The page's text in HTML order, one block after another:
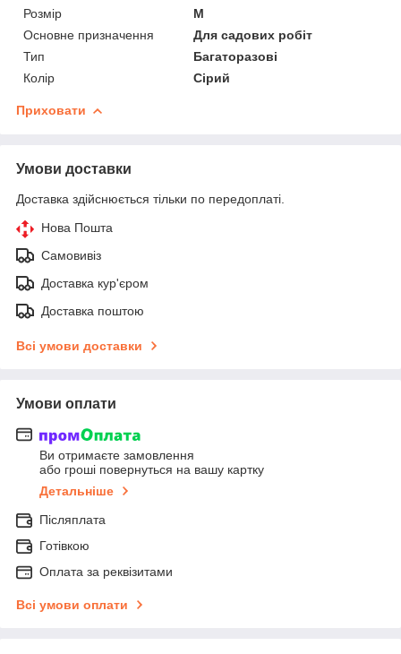
Розмір
M
Основне призначення
Для садових робіт
Тип
Багаторазові
Колір
Сірий
Приховати
Умови доставки
Доставка здійснюється тільки по передоплаті.
Нова Пошта
Самовивіз
Доставка кур'єром
Доставка поштою
Всі умови доставки
Умови оплати
Ви отримаєте замовлення
або гроші повернуться на вашу картку
Детальніше
Післяплата
Готівкою
Оплата за реквізитами
Всі умови оплати